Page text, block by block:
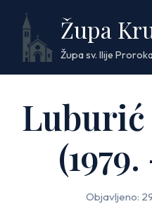
content
Župa
Župa sv. Ilije
Objavljeno: